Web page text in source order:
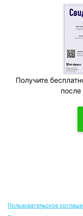
Получите
Пользовательское